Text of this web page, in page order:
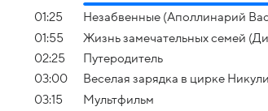
01:25
Незабвенные (Аполлинарий
01:55
Жизнь замечательных семей
02:25
Путеродитель
03:00
Веселая зарядка в цирке
03:15
Мультфильм